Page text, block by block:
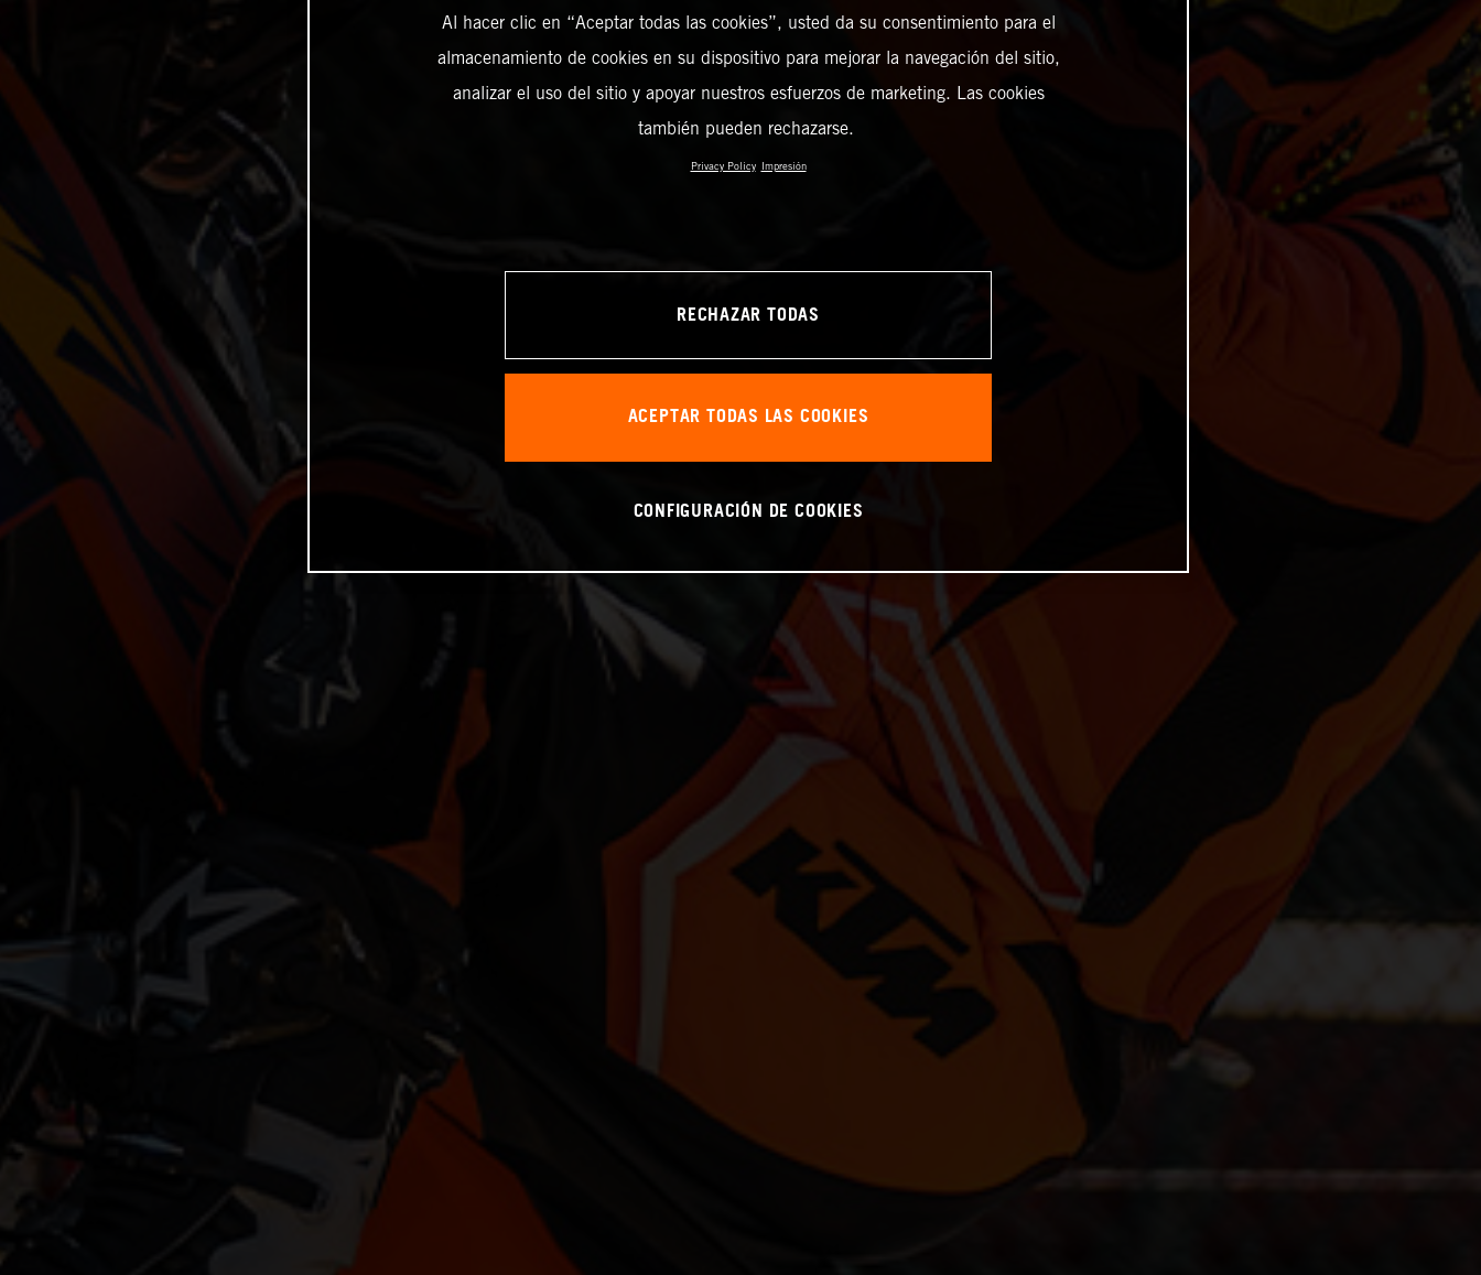
Al hacer clic en “Aceptar todas las cookies”, usted da su consentimiento para el
almacenamiento de cookies en su dispositivo para mejorar la navegación del sitio,
analizar el uso del sitio y apoyar nuestros esfuerzos de marketing. Las cookies
también pueden rechazarse.
Privacy Policy Impresión
RECHAZAR TODAS
ACEPTAR TODAS LAS COOKIES
CONFIGURACIÓN DE COOKIES